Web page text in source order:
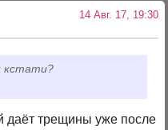
14 Авг. 17, 19:30
кстати?
даёт трещины уже после